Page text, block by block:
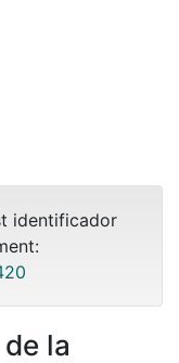
identificador
la